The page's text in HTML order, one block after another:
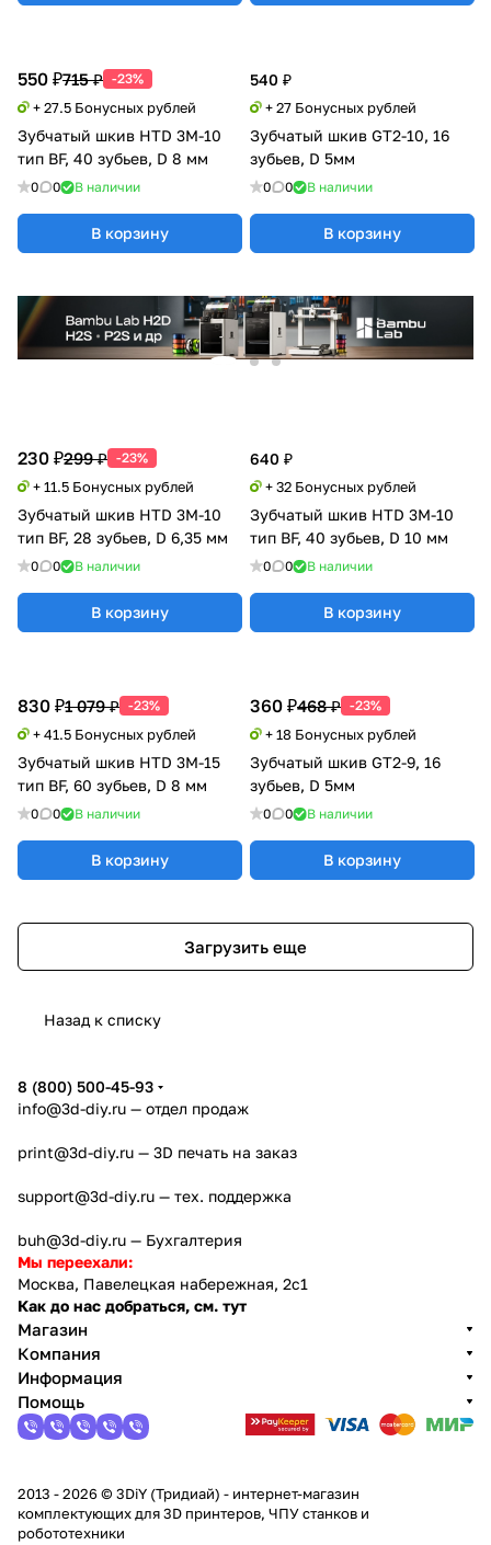
550 ₽715 ₽ -23%
+ 27.5 Бонусных рублей
Зубчатый шкив HTD 3M-10
тип BF, 40 зубьев, D 8 мм
0 0 В наличии
В корзину
540 ₽
+ 27 Бонусных рублей
Зубчатый шкив GT2-10, 16
зубьев, D 5мм
0 0 В наличии
В корзину
230 ₽299 ₽ -23%
+ 11.5 Бонусных рублей
Зубчатый шкив HTD 3M-10
тип BF, 28 зубьев, D 6,35 мм
0 0 В наличии
В корзину
640 ₽
+ 32 Бонусных рублей
Зубчатый шкив HTD 3M-10
тип BF, 40 зубьев, D 10 мм
0 0 В наличии
В корзину
830 ₽1 079 ₽ -23%
+ 41.5 Бонусных рублей
Зубчатый шкив HTD 3M-15
тип BF, 60 зубьев, D 8 мм
0 0 В наличии
В корзину
360 ₽468 ₽ -23%
+ 18 Бонусных рублей
Зубчатый шкив GT2-9, 16
зубьев, D 5мм
0 0 В наличии
В корзину
Загрузить еще
Назад к списку
8 (800) 500-45-93
info@3d-diy.ru — отдел продаж
print@3d-diy.ru — 3D печать на заказ
support@3d-diy.ru — тех. поддержка
buh@3d-diy.ru — Бухгалтерия
Мы переехали:
Москва, Павелецкая набережная, 2с1
Как до нас добраться, см. тут
Магазин
Компания
Информация
Помощь
2013 - 2026 © 3DiY (Тридиай) - интернет-магазин
комплектующих для 3D принтеров, ЧПУ станков и
робототехники